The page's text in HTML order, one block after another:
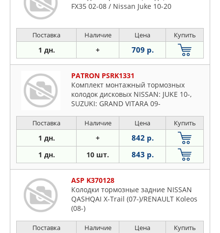
FX35 02-08 / Nissan Juke 10-20
Поставка Наличие Цена Купить
1 дн. + 709 р.
PATRON PSRK1331
Комплект монтажный тормозных
колодок дисковых NISSAN: JUKE 10-,
SUZUKI: GRAND VITARA 09-
Поставка Наличие Цена Купить
1 дн. + 842 р.
1 дн. 10 шт. 843 р.
ASP K370128
Колодки тормозные задние NISSAN
QASHQAI X-Trail (07-)/RENAULT Koleos
(08-)
Поставка Наличие Цена Купить